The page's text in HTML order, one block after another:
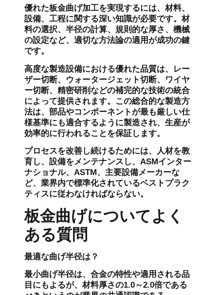
優れた板金曲げ加工を実現するには、材料、
設備、工程に関する深い知識が必要です。材
料の選択、半径の計算、規則的な厚さ、機械
の設定など、適切な方法論の適用が成功の鍵
です。
高度な製造設備における優れた品質は、レー
ザー切断、ウォータージェット切断、ワイヤ
ー切断、精密研削などの補完的な技術の統合
によって提供されます。この総合的な製造方
法は、部品やコンポーネントが最も厳しい仕
様基準にも適合するように製造され、生産が
効率的に行われることを保証します。
プロセスを改善し続けるためには、人材を教
育し、設備をメンテナンスし、ASMインター
ナショナル、ASTM、主要設備メーカーな
ど、業界内で標準化されているベストプラク
ティスに従わなければならない。
板金曲げについてよく
ある質問
最適な曲げ半径は？
最小曲げ半径は、合金の特性や適用される品
目にもよるが、材料厚さの1.0～2.0倍である